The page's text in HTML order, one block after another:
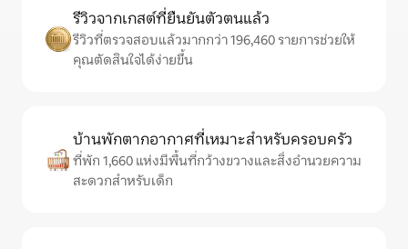
รีวิวจากเกสต์ที่ยืนยันตัวตนแล้ว
รีวิวที่ตรวจสอบแล้วมากกว่า 196,460 รายการช่วยให้
คุณตัดสินใจได้ง่ายขึ้น
บ้านพักตากอากาศที่เหมาะสำหรับครอบครัว
ที่พัก 1,660 แห่งมีพื้นที่กว้างขวางและสิ่งอำนวยความ
สะดวกสำหรับเด็ก